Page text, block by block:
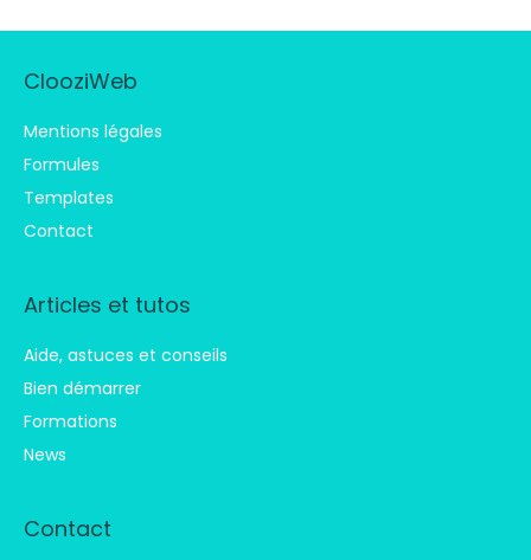
ClooziWeb
Mentions légales
Formules
Templates
Contact
Articles et tutos
Aide, astuces et conseils
Bien démarrer
Formations
News
Contact